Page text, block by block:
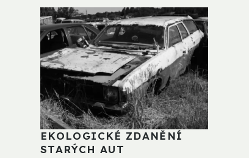
EKOLOGICKÉ ZDANĚNÍ
STARÝCH AUT